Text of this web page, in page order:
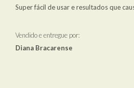
Super fácil de usar e resultados que
Vendido e entregue por:
Diana Bracarense